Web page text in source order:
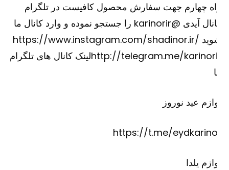
چهارم جهت سفارش محصول کافیست در تلگرام
کانال آیدی @karinorir را جستجو نموده و وارد کانال ما
شوید https://www.instagram.com/shadinor.ir/
http://telegram.me/karinorirلینک کانال های تلگرام
عید نوروز
https://t.me/
یلدا